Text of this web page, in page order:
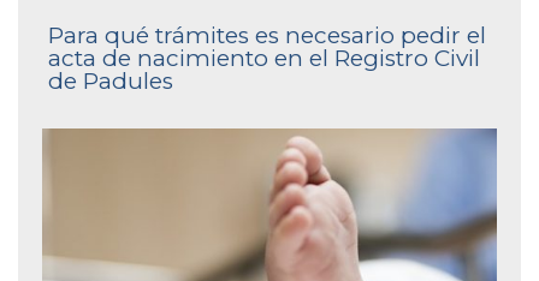
Para qué trámites es necesario pedir el
acta de nacimiento en el Registro Civil
de Padules